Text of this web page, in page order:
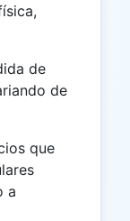
de
de
que
a